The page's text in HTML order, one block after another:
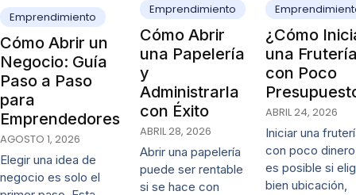
Emprendimiento
Cómo Abrir un
Negocio: Guía
Paso a Paso
para
Emprendedores
AGOSTO 1, 2026
Elegir una idea de
negocio es solo el
Emprendimiento
Cómo Abrir
una Papelería
y
Administrarla
con Éxito
ABRIL 28, 2026
Abrir una papelería
puede ser rentable
si se hace con
¿Cómo
una
con Poco
ABRIL 24, 2026
Iniciar una
con poco dinero
es posible si
bien ubicación,